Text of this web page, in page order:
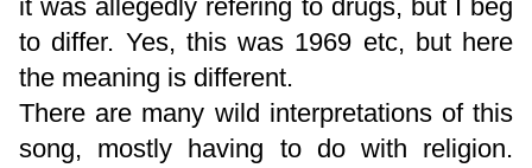
it was allegedly refering to drugs, but I beg
to differ. Yes, this was 1969 etc, but here
the meaning is different.
There are many wild interpretations of this
song, mostly having to do with religion.